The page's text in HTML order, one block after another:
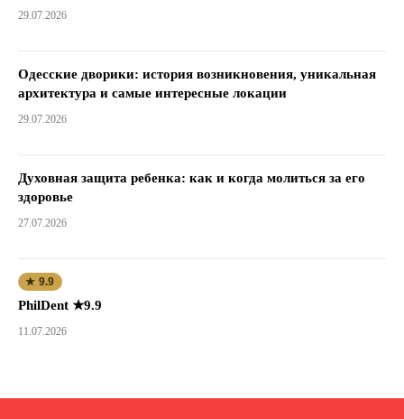
29.07.2026
Одесские дворики: история возникновения, уникальная
архитектура и самые интересные локации
29.07.2026
Духовная защита ребенка: как и когда молиться за его
здоровье
27.07.2026
★ 9.9
PhilDent ★9.9
11.07.2026